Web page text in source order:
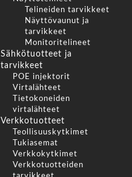
Telineiden tarvikkeet
Näyttövaunut ja
tarvikkeet
Monitoritelineet
Sähkötuotteet ja
tarvikkeet
POE injektorit
Virtalähteet
Tietokoneiden
virtalähteet
Verkkotuotteet
Teollisuuskytkimet
Tukiasemat
Verkkokytkimet
Verkkotuotteiden